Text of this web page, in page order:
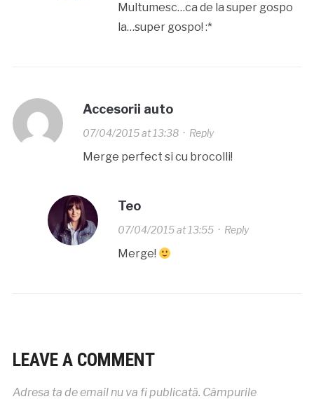
Multumesc…ca de la super gospo
la…super gospo! :*
Accesorii auto
07/04/2015 at 13:38· Reply
Merge perfect si cu brocolli!
Teo
07/04/2015 at 13:55· Reply
Merge!
LEAVE A COMMENT
Adresa ta de email nu va fi publicată. Câmpurile